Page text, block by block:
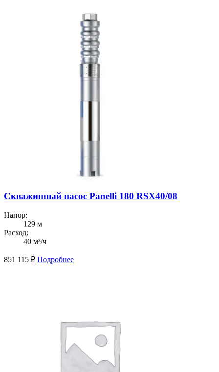
Скважинный насос Panelli 180 RSX40/08
Напор:
129 м
Расход:
40 м³/ч
851 115 ₽ Подробнее